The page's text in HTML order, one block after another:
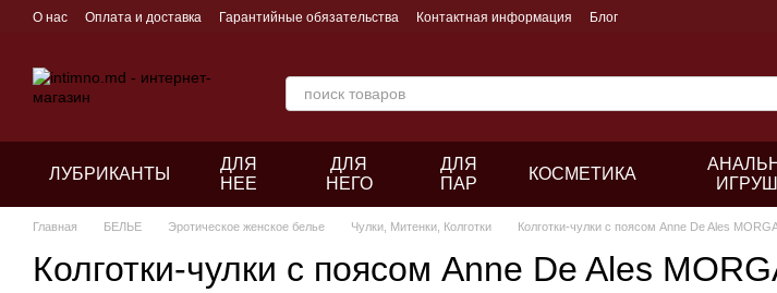
Перейти к основному контенту
О нас Оплата и доставка Гарантийные обязательства Контактная информация Блог
ЛУБРИКАНТЫ
ДЛЯ
НЕЕ
ДЛЯ
НЕГО
ДЛЯ
ПАР
КОСМЕТИКА
Главная БЕЛЬЕ Эротическое женское белье Чулки, Митенки, Колготки Колготки-чулки с поясом Anne De Ales
Колготки-чулки с поясом Anne De Ales